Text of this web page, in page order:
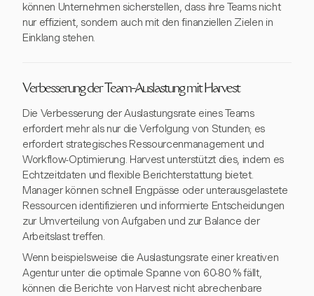
können Unternehmen sicherstellen, dass ihre Teams nicht
nur effizient, sondern auch mit den finanziellen Zielen in
Einklang stehen.
Verbesserung der Team-Auslastung mit Harvest
Die Verbesserung der Auslastungsrate eines Teams
erfordert mehr als nur die Verfolgung von Stunden; es
erfordert strategisches Ressourcenmanagement und
Workflow-Optimierung. Harvest unterstützt dies, indem es
Echtzeitdaten und flexible Berichterstattung bietet.
Manager können schnell Engpässe oder unterausgelastete
Ressourcen identifizieren und informierte Entscheidungen
zur Umverteilung von Aufgaben und zur Balance der
Arbeitslast treffen.
Wenn beispielsweise die Auslastungsrate einer kreativen
Agentur unter die optimale Spanne von 60-80 % fällt,
können die Berichte von Harvest nicht abrechenbare